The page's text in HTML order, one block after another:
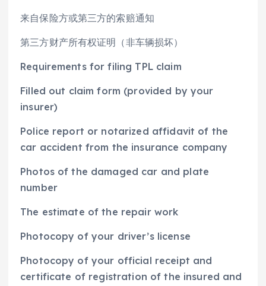
来自保险方或第三方的索赔通知
第三方财产所有权证明（非车辆损坏）
Requirements for filing TPL claim
Filled out claim form (provided by your
insurer)
Police report or notarized affidavit of the
car accident from the insurance company
Photos of the damaged car and plate
number
The estimate of the repair work
Photocopy of your driver’s license
Photocopy of your official receipt and
certificate of registration of the insured and